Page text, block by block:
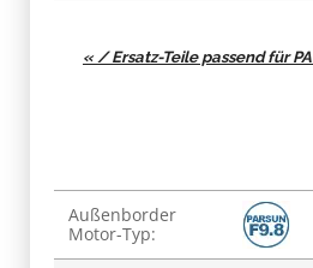
« / Ersatz-Teile passend für
Produkteigenschaft
Wert
Außenborder
Motor-Typ: